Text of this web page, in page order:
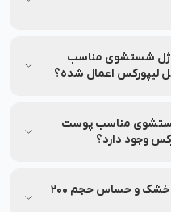
استفاده، به اطلاعات
ژل شستشوی مناسب
از میزان تخفیف، لطفاً
شستشوی مناسب پوست
چطور ژل شستشوی مناسب پوست خشک و حساس حجم 200